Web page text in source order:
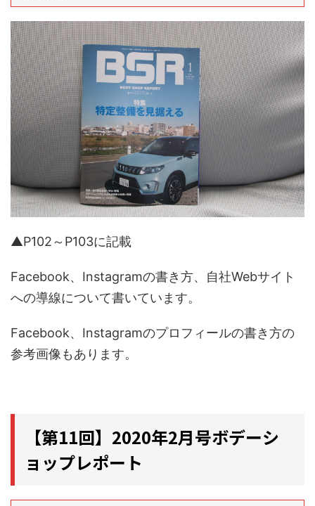
▲P102～P103に記載
Facebook、Instagramの書き方、自社Webサイト
への導線について書いています。
Facebook、Instagramのプロフィールの書き方の
参考画像もあります。
【第11回】2020年2月号ボデーシ
ョップレポート